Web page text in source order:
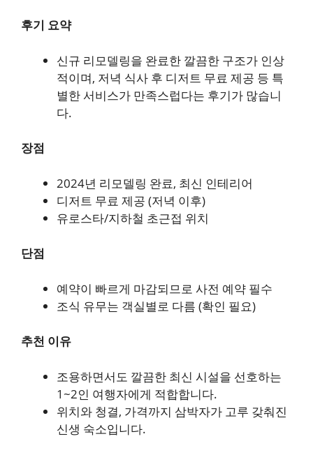
후기 요약
신규 리모델링을 완료한 깔끔한 구조가 인상
적이며, 저녁 식사 후 디저트 무료 제공 등 특
별한 서비스가 만족스럽다는 후기가 많습니
다.
장점
2024년 리모델링 완료, 최신 인테리어
디저트 무료 제공 (저녁 이후)
유로스타/지하철 초근접 위치
단점
예약이 빠르게 마감되므로 사전 예약 필수
조식 유무는 객실별로 다름 (확인 필요)
추천 이유
조용하면서도 깔끔한 최신 시설을 선호하는
1~2인 여행자에게 적합합니다.
위치와 청결, 가격까지 삼박자가 고루 갖춰진
신생 숙소입니다.